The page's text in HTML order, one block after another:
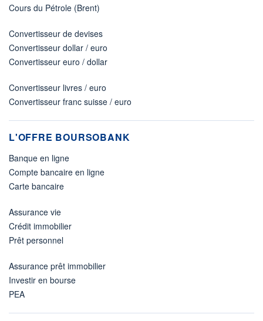
Cours du Pétrole (Brent)
Convertisseur de devises
Convertisseur dollar / euro
Convertisseur euro / dollar
Convertisseur livres / euro
Convertisseur franc suisse / euro
L'OFFRE BOURSOBANK
Banque en ligne
Compte bancaire en ligne
Carte bancaire
Assurance vie
Crédit immobilier
Prêt personnel
Assurance prêt immobilier
Investir en bourse
PEA